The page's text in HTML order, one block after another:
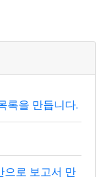
록을 만듭니다.
으로 보고서 만